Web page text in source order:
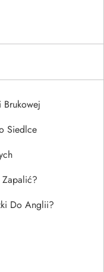
Brukowej
Siedlce
Do Anglii?